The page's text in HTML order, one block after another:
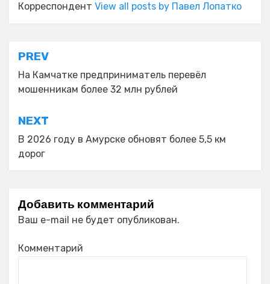
Корреспондент View all posts by Павел Лопатко
Навигация
по
записям
PREV
На Камчатке предприниматель перевёл
мошенникам более 32 млн рублей
NEXT
В 2026 году в Амурске обновят более 5,5 км
дорог
Добавить комментарий
Ваш e-mail не будет опубликован.
Комментарий